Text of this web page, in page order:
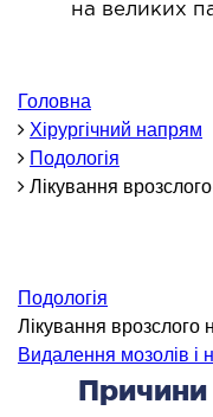
і
та
на великих
Головна
Хірургічний напрям
Подологія
Лікування врозслого
Подологія
Лікування врозслого
Видалення мозолів і
Причини